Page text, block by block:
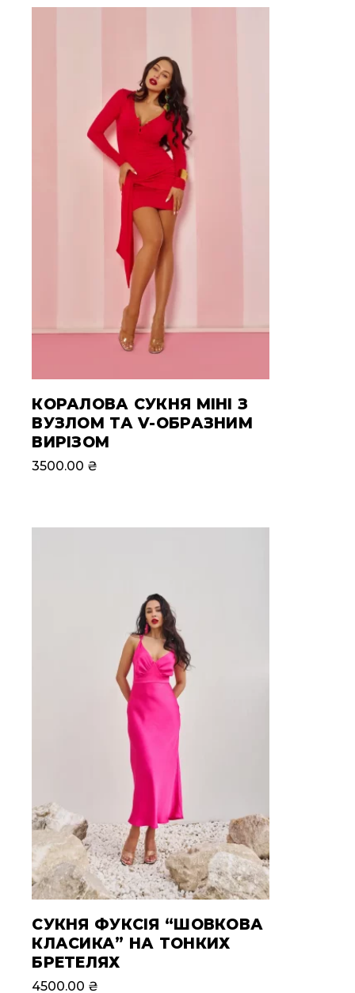
КОРАЛОВА СУКНЯ МІНІ З
ВУЗЛОМ ТА V-ОБРАЗНИМ
ВИРІЗОМ
3500.00 ₴
СУКНЯ ФУКСІЯ “ШОВКОВА
КЛАСИКА” НА ТОНКИХ
БРЕТЕЛЯХ
4500.00 ₴